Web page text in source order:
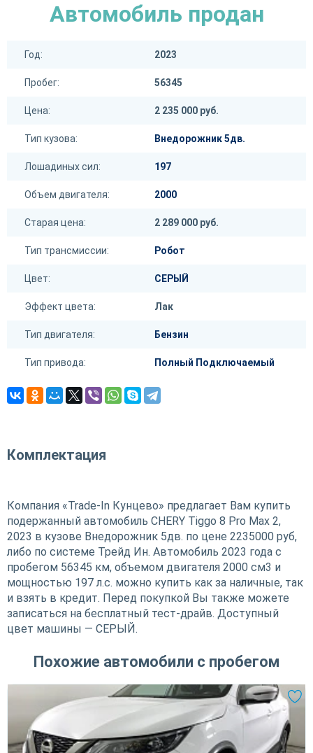
Автомобиль продан
Год: 2023
Пробег: 56345
Цена: 2 235 000 руб.
Тип кузова: Внедорожник 5дв.
Лошадиных сил: 197
Объем двигателя: 2000
Старая цена: 2 289 000 руб.
Тип трансмиссии: Робот
Цвет: СЕРЫЙ
Эффект цвета: Лак
Тип двигателя: Бензин
Тип привода: Полный Подключаемый
Комплектация
Компания «Trade-In Кунцево» предлагает Вам купить
подержанный автомобиль CHERY Tiggo 8 Pro Max 2,
2023 в кузове Внедорожник 5дв. по цене 2235000 руб,
либо по системе Трейд Ин. Автомобиль 2023 года с
пробегом 56345 км, объемом двигателя 2000 см3 и
мощностью 197 л.с. можно купить как за наличные, так
и взять в кредит. Перед покупкой Вы также можете
записаться на бесплатный тест-драйв. Доступный
цвет машины — СЕРЫЙ.
Похожие автомобили с пробегом